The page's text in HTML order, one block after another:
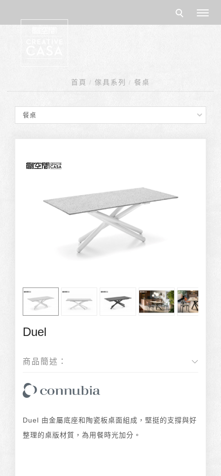
首頁 傢具系列 餐桌
Duel
商品簡述：
Duel 由金屬底座和陶瓷板桌面組成，堅挺的支撐與好
整理的桌版材質，為用餐時光加分。